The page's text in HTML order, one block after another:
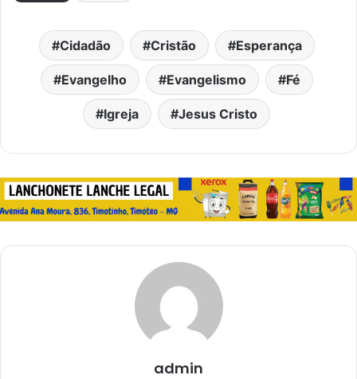
Cidadão Cristão Esperança
Evangelho Evangelismo Fé
Igreja Jesus Cristo
admin